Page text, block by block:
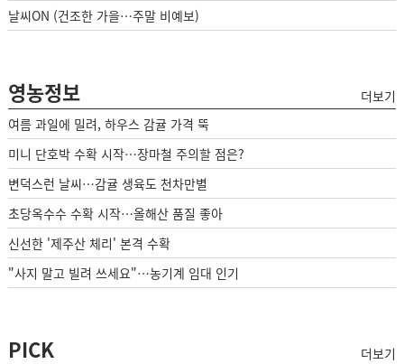
날씨ON (건조한 가을…주말 비예보)
영농정보
더보기
여름 과일에 밀려, 하우스 감귤 가격 뚝
미니 단호박 수확 시작…장마철 주의할 점은?
변덕스런 날씨…감귤 생육도 천차만별
초당옥수수 수확 시작…올해산 품질 좋아
신선한 '제주산 체리' 본격 수확
"사지 말고 빌려 쓰세요"…농기계 임대 인기
PICK 더보기